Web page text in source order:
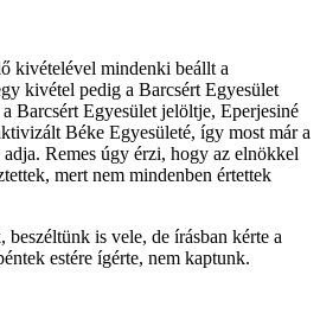
kivételével mindenki beállt a
kivétel pedig a Barcsért Egyesület
Barcsért Egyesület jelöltje, Eperjesiné
Béke Egyesületé, így most már a
Remes úgy érzi, hogy az elnökkel
mert nem mindenben értettek
beszéltünk is vele, de írásban kérte a
estére ígérte, nem kaptunk.